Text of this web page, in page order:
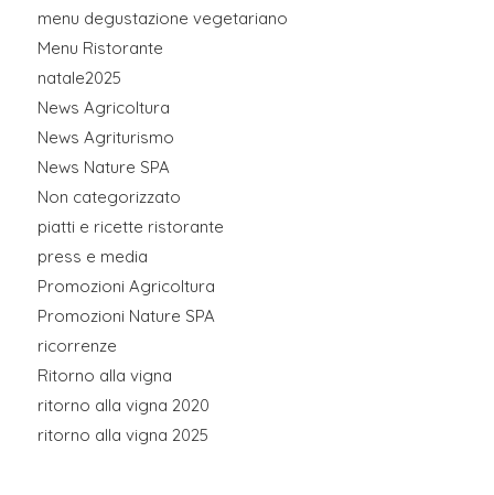
menu degustazione vegetariano
Menu Ristorante
natale2025
News Agricoltura
News Agriturismo
News Nature SPA
Non categorizzato
piatti e ricette ristorante
press e media
Promozioni Agricoltura
Promozioni Nature SPA
ricorrenze
Ritorno alla vigna
ritorno alla vigna 2020
ritorno alla vigna 2025